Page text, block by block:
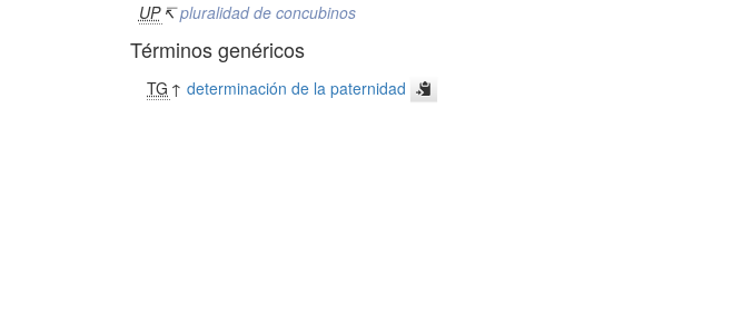
UP ↸pluralidad de concubinos
Términos genéricos
TG ↑determinación de la paternidad